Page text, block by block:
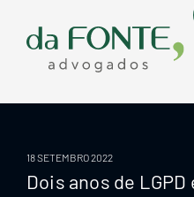
conteúdo
18 SETEMBRO 2022
Dois anos de